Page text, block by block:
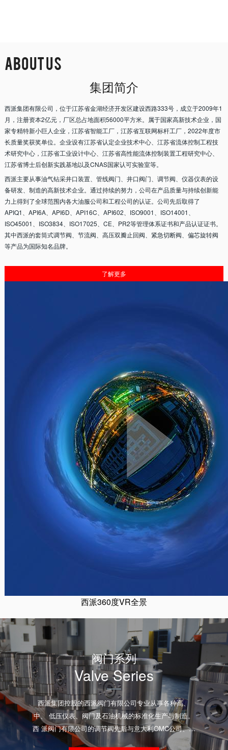
About Us
集团简介
西派集团有限公司，位于江苏省金湖经济开发区建设西路333号，成立于2009年1
月，注册资本2亿元，厂区总占地面积56000平方米。属于国家高新技术企业，国
家专精特新小巨人企业，江苏省智能工厂，江苏省互联网标杆工厂，2022年度市
长质量奖获奖单位。企业设有江苏省认定企业技术中心、江苏省流体控制工程技
术研究中心，江苏省工业设计中心、江苏省高性能流体控制装置工程研究中心、
江苏省博士后创新实践基地以及CNAS国家认可实验室等。
西派主要从事油气钻采井口装置、管线阀门、井口阀门、调节阀、仪器仪表的设
备研发、制造的高新技术企业。通过持续的努力，公司在产品质量与持续创新能
力上得到了全球范围内各大油服公司和工程公司的认证。公司先后取得了
APIQ1、API6A、API6D、API16C、API602、ISO9001、ISO14001、
ISO45001、ISO3834、ISO17025、CE、PR2等管理体系证书和产品认证证书。
其中西派的套筒式调节阀、节流阀、高压双瓣止回阀、紧急切断阀、偏芯旋转阀
等产品为国际知名品牌。
了解更多
西派360度VR全景
阀门系列
Valve Series
西派集团控股的西派阀门有限公司专业从事各种高、
中、 低压仪表、阀门及石油机械的标准化生产与制造。
西 派阀门有限公司的调节阀先后与意大利OMC公司、日
本山武进行了技术合作……